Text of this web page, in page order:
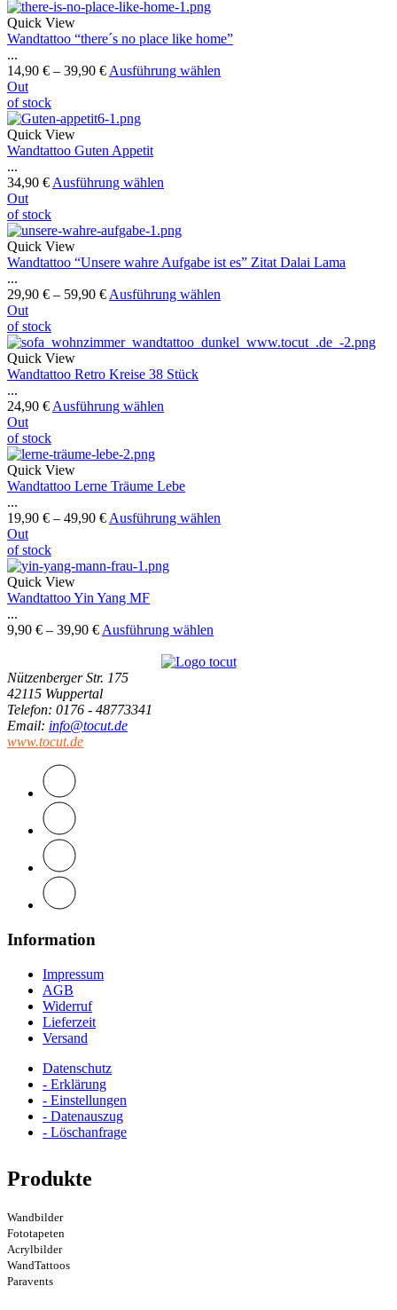
Quick View
Wandtattoo “there´s no place like home”
...
14,90 € – 39,90 € Ausführung wählen
Out
of stock
Quick View
Wandtattoo Guten Appetit
...
34,90 € Ausführung wählen
Out
of stock
Quick View
Wandtattoo “Unsere wahre Aufgabe ist es” Zitat Dalai Lama
...
29,90 € – 59,90 € Ausführung wählen
Out
of stock
Quick View
Wandtattoo Retro Kreise 38 Stück
...
24,90 € Ausführung wählen
Out
of stock
Quick View
Wandtattoo Lerne Träume Lebe
...
19,90 € – 49,90 € Ausführung wählen
Out
of stock
Quick View
Wandtattoo Yin Yang MF
...
9,90 € – 39,90 € Ausführung wählen
Nützenberger Str. 175
42115 Wuppertal
Telefon: 0176 - 48773341
Email: info@tocut.de
www.tocut.de
Information
Impressum
AGB
Widerruf
Lieferzeit
Versand
Datenschutz
- Erklärung
- Einstellungen
- Datenauszug
- Löschanfrage
Produkte
Wandbilder
Fototapeten
Acrylbilder
WandTattoos
Paravents